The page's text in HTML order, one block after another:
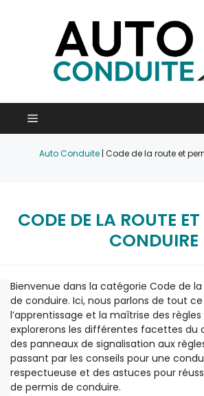
Menu
Auto Conduite| Code de la route et
CODE DE LA ROUTE
CONDUIRE
Bienvenue dans la catégorie Code de
de conduire. Ici, nous parlons de tout
l’apprentissage et la maîtrise des
explorerons les différentes facettes du
des panneaux de signalisation aux
passant par les conseils pour une
respectueuse et des astuces pour
de permis de conduire.